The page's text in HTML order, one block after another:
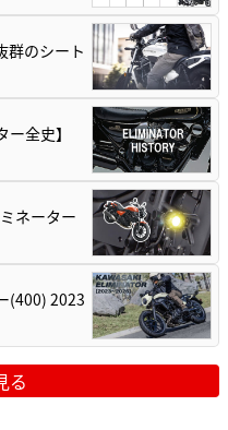
群のシート
全史】
ネーター
(400) 2023
る